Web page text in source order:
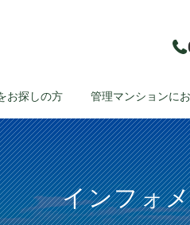
お探しの方 管理マンションに
インフォ